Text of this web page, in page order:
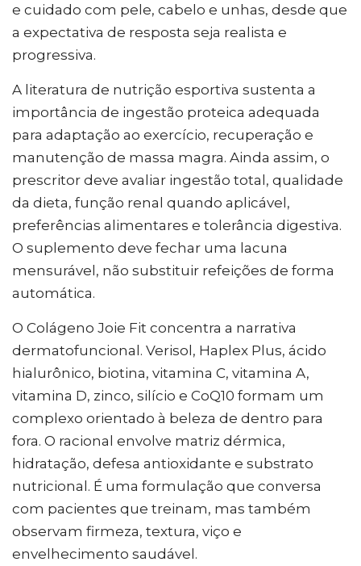
e cuidado com pele, cabelo e unhas, desde que
a expectativa de resposta seja realista e
progressiva.
A literatura de nutrição esportiva sustenta a
importância de ingestão proteica adequada
para adaptação ao exercício, recuperação e
manutenção de massa magra. Ainda assim, o
prescritor deve avaliar ingestão total, qualidade
da dieta, função renal quando aplicável,
preferências alimentares e tolerância digestiva.
O suplemento deve fechar uma lacuna
mensurável, não substituir refeições de forma
automática.
O Colágeno Joie Fit concentra a narrativa
dermatofuncional. Verisol, Haplex Plus, ácido
hialurônico, biotina, vitamina C, vitamina A,
vitamina D, zinco, silício e CoQ10 formam um
complexo orientado à beleza de dentro para
fora. O racional envolve matriz dérmica,
hidratação, defesa antioxidante e substrato
nutricional. É uma formulação que conversa
com pacientes que treinam, mas também
observam firmeza, textura, viço e
envelhecimento saudável.